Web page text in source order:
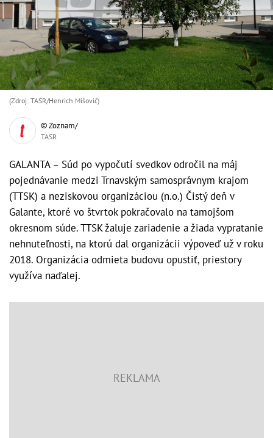
(Zdroj: TASR/Henrich Mišovič)
© Zoznam/
TASR
GALANTA – Súd po vypočutí svedkov odročil na máj
pojednávanie medzi Trnavským samosprávnym krajom
(TTSK) a neziskovou organizáciou (n.o.) Čistý deň v
Galante, ktoré vo štvrtok pokračovalo na tamojšom
okresnom súde. TTSK žaluje zariadenie a žiada vypratanie
nehnuteľnosti, na ktorú dal organizácii výpoveď už v roku
2018. Organizácia odmieta budovu opustiť, priestory
využíva naďalej.